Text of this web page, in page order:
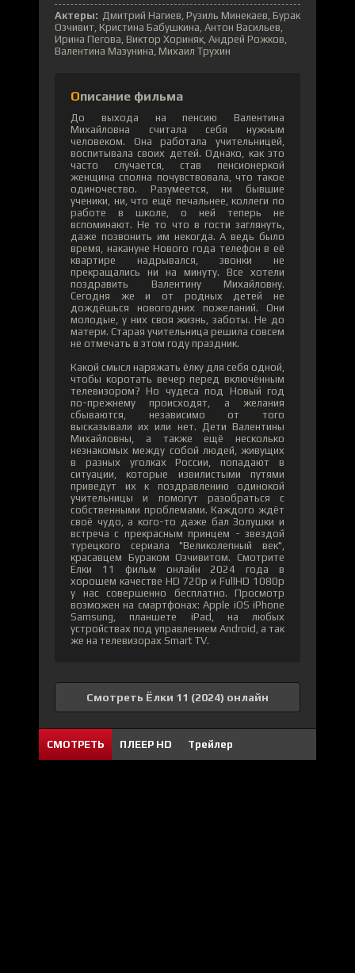
Актеры: Дмитрий Нагиев, Рузиль Минекаев, Бурак
Озчивит, Кристина Бабушкина, Антон Васильев,
Ирина Пегова, Виктор Хориняк, Андрей Рожков,
Валентина Мазунина, Михаил Трухин
Описание фильма
До выхода на пенсию Валентина
Михайловна считала себя нужным
человеком. Она работала учительницей,
воспитывала своих детей. Однако, как это
часто случается, став пенсионеркой
женщина сполна почувствовала, что такое
одиночество. Разумеется, ни бывшие
ученики, ни, что ещё печальнее, коллеги по
работе в школе, о ней теперь не
вспоминают. Не то что в гости заглянуть,
даже позвонить им некогда. А ведь было
время, накануне Нового года телефон в её
квартире надрывался, звонки не
прекращались ни на минуту. Все хотели
поздравить Валентину Михайловну.
Сегодня же и от родных детей не
дождёшься новогодних пожеланий. Они
молодые, у них своя жизнь, заботы. Не до
матери. Старая учительница решила совсем
не отмечать в этом году праздник.
Какой смысл наряжать ёлку для себя одной,
чтобы коротать вечер перед включённым
телевизором? Но чудеса под Новый год
по-прежнему происходят, а желания
сбываются, независимо от того
высказывали их или нет. Дети Валентины
Михайловны, а также ещё несколько
незнакомых между собой людей, живущих
в разных уголках России, попадают в
ситуации, которые извилистыми путями
приведут их к поздравлению одинокой
учительницы и помогут разобраться с
собственными проблемами. Каждого ждёт
своё чудо, а кого-то даже бал Золушки и
встреча с прекрасным принцем - звездой
турецкого сериала "Великолепный век",
красавцем Бураком Озчивитом. Смотрите
Ёлки 11 фильм онлайн 2024 года в
хорошем качестве HD 720p и FullHD 1080p
у нас совершенно бесплатно. Просмотр
возможен на смартфонах: Apple iOS iPhone
Samsung, планшете iPad, на любых
устройствах под управлением Android, а так
же на телевизорах Smart TV.
Смотреть Ёлки 11 (2024) онлайн
СМОТРЕТЬ ПЛЕЕР HD Трейлер